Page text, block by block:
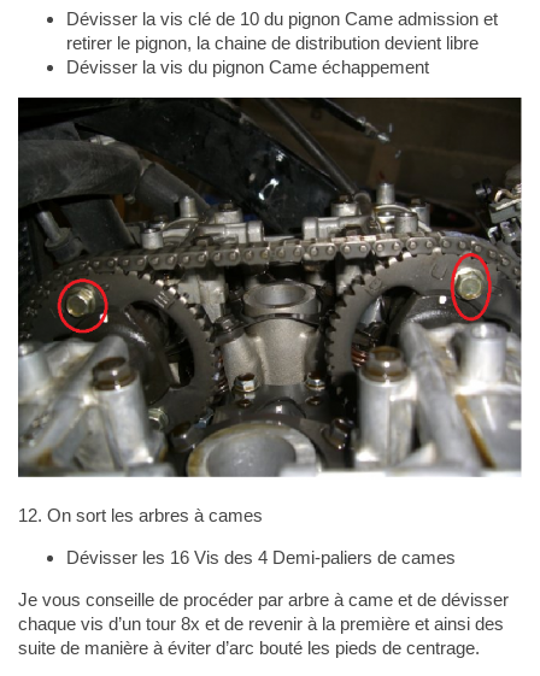
Dévisser la vis clé de 10 du pignon Came admission et
retirer le pignon, la chaine de distribution devient libre
Dévisser la vis du pignon Came échappement
12. On sort les arbres à cames
Dévisser les 16 Vis des 4 Demi-paliers de cames
Je vous conseille de procéder par arbre à came et de dévisser
chaque vis d’un tour 8x et de revenir à la première et ainsi des
suite de manière à éviter d’arc bouté les pieds de centrage.